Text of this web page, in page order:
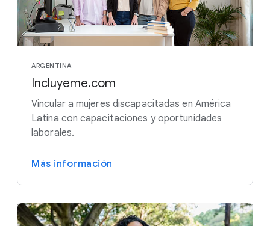
ARGENTINA
Incluyeme.com
Vincular a mujeres discapacitadas en América
Latina con capacitaciones y oportunidades
laborales.
Más información